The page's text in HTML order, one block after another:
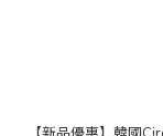
【新品優惠】韓國